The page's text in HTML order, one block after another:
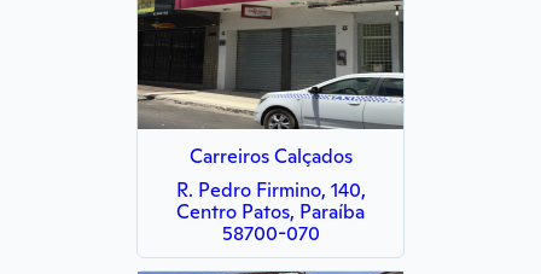
Carreiros Calçados
R. Pedro Firmino, 140,
Centro Patos, Paraíba
58700-070